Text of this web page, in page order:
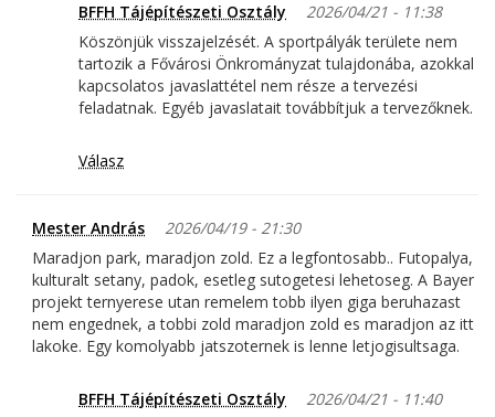
BFFH Tájépítészeti Osztály
2026/04/21 - 11:38
Köszönjük visszajelzését. A sportpályák területe nem
tartozik a Fővárosi Önkrományzat tulajdonába, azokkal
kapcsolatos javaslattétel nem része a tervezési
feladatnak. Egyéb javaslatait továbbítjuk a tervezőknek.
Válasz
Mester András
2026/04/19 - 21:30
Maradjon park, maradjon zold. Ez a legfontosabb.. Futopalya,
kulturalt setany, padok, esetleg sutogetesi lehetoseg. A Bayer
projekt ternyerese utan remelem tobb ilyen giga beruhazast
nem engednek, a tobbi zold maradjon zold es maradjon az itt
lakoke. Egy komolyabb jatszoternek is lenne letjogisultsaga.
BFFH Tájépítészeti Osztály
2026/04/21 - 11:40